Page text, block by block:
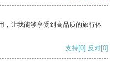
，让我能够享受到高品质的旅行体
支持[0] 反对[0]